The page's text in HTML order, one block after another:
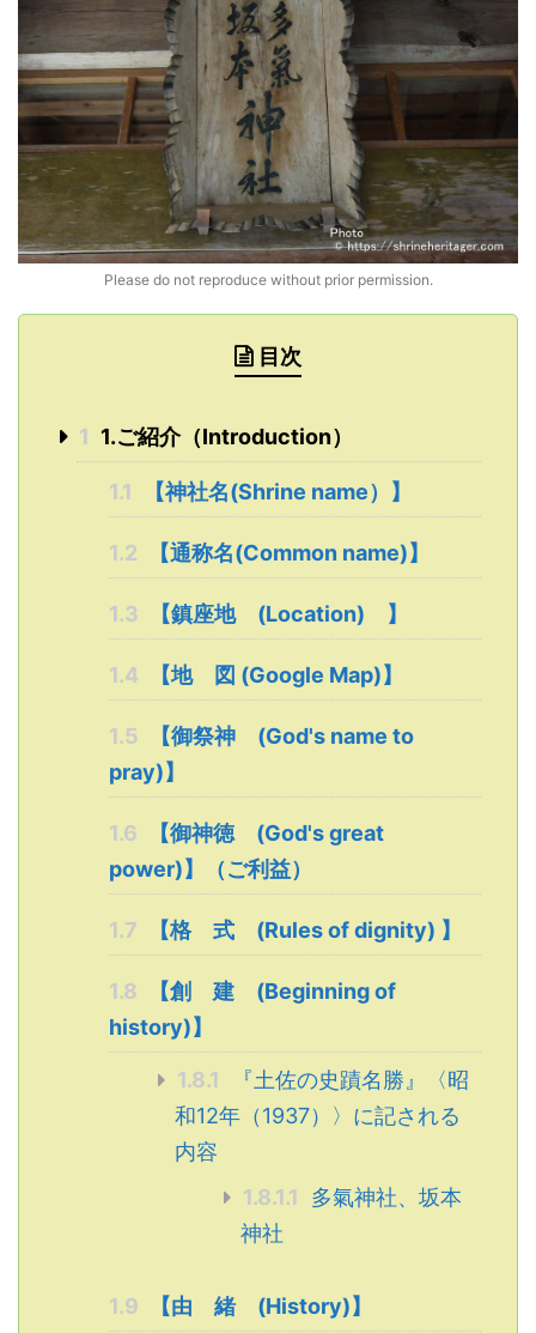
Please do not reproduce without prior permission.
目次
1 1.ご紹介（Introduction）
1.1 【神社名(Shrine name）】
1.2 【通称名(Common name)】
1.3 【鎮座地 (Location) 】
1.4 【地 図 (Google Map)】
1.5
【御祭神 (God's name to
pray)】
1.6
【御神徳 (God's great
power)】（ご利益）
1.7 【格 式 (Rules of dignity) 】
1.8
【創 建 (Beginning of
history)】
1.8.1
『土佐の史蹟名勝』〈昭
和12年（1937）〉に記される
内容
1.8.1.1
多氣神社、坂本
神社
1.9 【由 緒 (History)】